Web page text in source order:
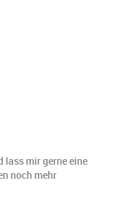
lass mir gerne eine
noch mehr